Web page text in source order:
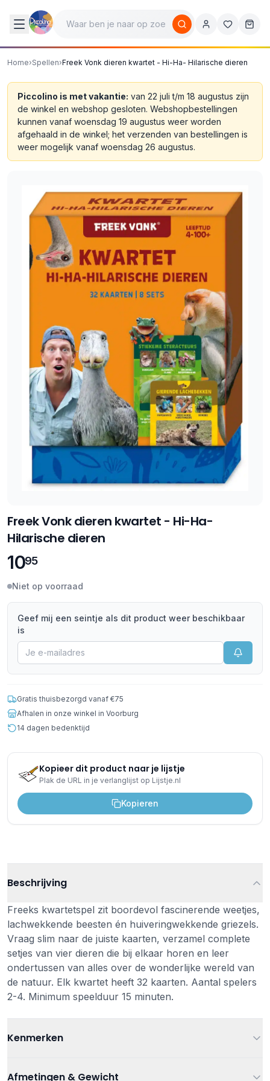
Home›Spellen›Freek Vonk dieren kwartet - Hi-Ha- Hilarische dieren
Piccolino is met vakantie: van 22 juli t/m 18 augustus zijn
de winkel en webshop gesloten. Webshopbestellingen
kunnen vanaf woensdag 19 augustus weer worden
afgehaald in de winkel; het verzenden van bestellingen is
weer mogelijk vanaf woensdag 26 augustus.
Freek Vonk dieren kwartet - Hi-Ha-
Hilarische dieren
1095
Niet op voorraad
Geef mij een seintje als dit product weer beschikbaar
is
Gratis thuisbezorgd vanaf €75
Afhalen in onze winkel in Voorburg
14 dagen bedenktijd
Kopieer dit product naar je lijstje
Plak de URL in je verlanglijst op Lijstje.nl
Kopieren
Beschrijving
Freeks kwartetspel zit boordevol fascinerende weetjes,
lachwekkende beesten én huiveringwekkende griezels.
Vraag slim naar de juiste kaarten, verzamel complete
setjes van vier dieren die bij elkaar horen en leer
ondertussen van alles over de wonderlijke wereld van
de natuur. Elk kwartet heeft 32 kaarten. Aantal spelers
2-4. Minimum speelduur 15 minuten.
Kenmerken
Leeftijd Vanaf 4 jaar
Afmetingen & Gewicht